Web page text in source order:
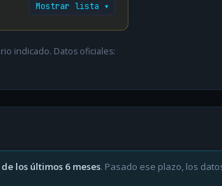
Mostrar lista ▾
indicado. Datos oficiales:
los últimos 6 meses. Pasado ese plazo, los